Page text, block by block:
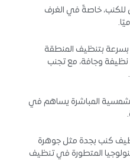
للكنب، خاصةً في الغرف
بسرعة بتنظيف المنطقة
وجافة، مع تجنب
المباشرة يساهم في
كنب بجدة مثل جوهرة
المتطورة في تنظيف